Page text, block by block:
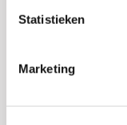
Statistieken
Marketing
Merk
EAN